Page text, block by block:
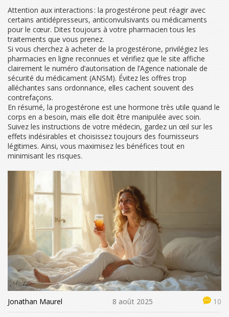
Attention aux interactions : la progestérone peut réagir avec
certains antidépresseurs, anticonvulsivants ou médicaments
pour le cœur. Dites toujours à votre pharmacien tous les
traitements que vous prenez.
Si vous cherchez à acheter de la progestérone, privilégiez les
pharmacies en ligne reconnues et vérifiez que le site affiche
clairement le numéro d’autorisation de l’Agence nationale de
sécurité du médicament (ANSM). Évitez les offres trop
alléchantes sans ordonnance, elles cachent souvent des
contrefaçons.
En résumé, la progestérone est une hormone très utile quand le
corps en a besoin, mais elle doit être manipulée avec soin.
Suivez les instructions de votre médecin, gardez un œil sur les
effets indésirables et choisissez toujours des fournisseurs
légitimes. Ainsi, vous maximisez les bénéfices tout en
minimisant les risques.
Jonathan Maurel 8 août 2025 10